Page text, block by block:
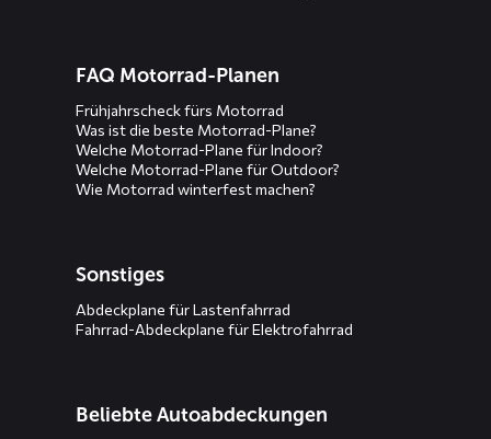
FAQ Motorrad-Planen
Frühjahrscheck fürs Motorrad
Was ist die beste Motorrad-Plane?
Welche Motorrad-Plane für Indoor?
Welche Motorrad-Plane für Outdoor?
Wie Motorrad winterfest machen?
Sonstiges
Abdeckplane für Lastenfahrrad
Fahrrad-Abdeckplane für Elektrofahrrad
Beliebte Autoabdeckungen